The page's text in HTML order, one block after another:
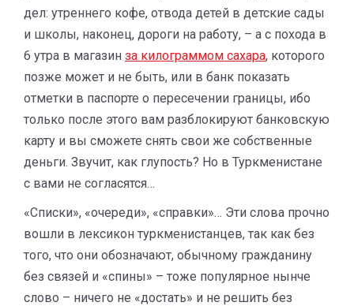
дел: утреннего кофе, отвода детей в детские сады
и школы, наконец, дороги на работу, – а с похода в
6 утра в магазин за килограммом сахара, которого
позже может и не быть, или в банк показать
отметки в паспорте о пересечении границы, ибо
только после этого вам разблокируют банковскую
карту и вы сможете снять свои же собственные
деньги. Звучит, как глупость? Но в Туркменистане
с вами не согласятся…
«Списки», «очереди», «справки»… Эти слова прочно
вошли в лексикон туркменистанцев, так как без
того, что они обозначают, обычному гражданину
без связей и «спины» – тоже популярное нынче
слово – ничего не «достать» и не решить без